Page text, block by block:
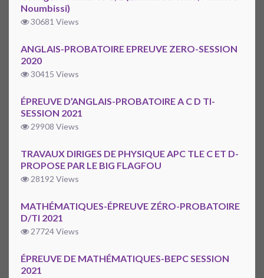
Noumbissi)
30681 Views
ANGLAIS-PROBATOIRE EPREUVE ZERO-SESSION
2020
30415 Views
ÉPREUVE D’ANGLAIS-PROBATOIRE A C D TI-
SESSION 2021
29908 Views
TRAVAUX DIRIGES DE PHYSIQUE APC TLE C ET D-
PROPOSE PAR LE BIG FLAGFOU
28192 Views
MATHÉMATIQUES-ÉPREUVE ZÉRO-PROBATOIRE
D/TI 2021
27724 Views
ÉPREUVE DE MATHÉMATIQUES-BEPC SESSION
2021